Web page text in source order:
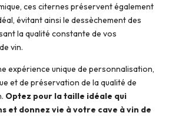
ces citernes préservent également
évitant ainsi le dessèchement des
la qualité constante de vos
vin.
expérience unique de personnalisation,
et de préservation de la qualité de
Optez pour la taille idéale qui
et donnez vie à votre cave à vin de